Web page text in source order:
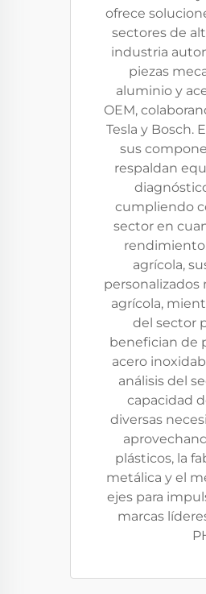
ofrece
sectores de
industria
piezas
aluminio y
OEM,
Tesla y Bosch.
sus
respaldan
cumpliendo
sector en
agrícola,
personalizados
agrícola,
del sector
benefician de
acero
análisis del
capacidad
diversas
plásticos, la
metálica y el
ejes para
marcas